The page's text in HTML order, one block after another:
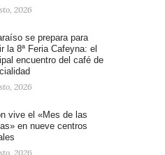
2026
se prepara para
la 8ª Feria Cafeyna: el
encuentro del café de
2026
vive el «Mes de las
en nueve centros
2026